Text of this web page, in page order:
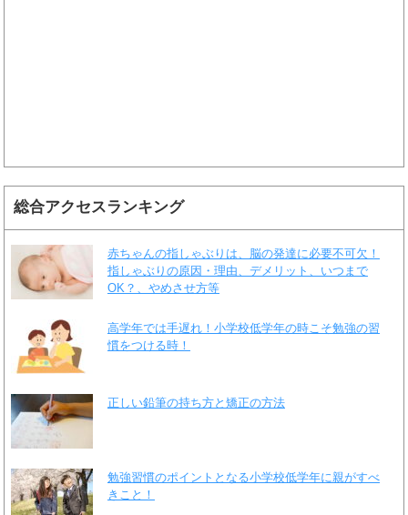
総合アクセスランキング
赤ちゃんの指しゃぶりは、脳の発達に必要不可欠！
指しゃぶりの原因・理由、デメリット、いつまで
OK？、やめさせ方等
高学年では手遅れ！小学校低学年の時こそ勉強の習
慣をつける時！
正しい鉛筆の持ち方と矯正の方法
勉強習慣のポイントとなる小学校低学年に親がすべ
きこと！